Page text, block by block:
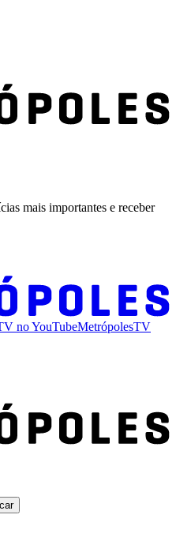
mais importantes e receber
noYouTubeMetrópolesTV